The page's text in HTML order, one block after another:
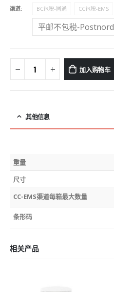
渠道 BC包税-圆通 CC包税-EMS
平邮不包税-Postnord
加入购物车
其他信息
重量
尺寸
CC-EMS渠道每箱最大数量
条形码
相关产品